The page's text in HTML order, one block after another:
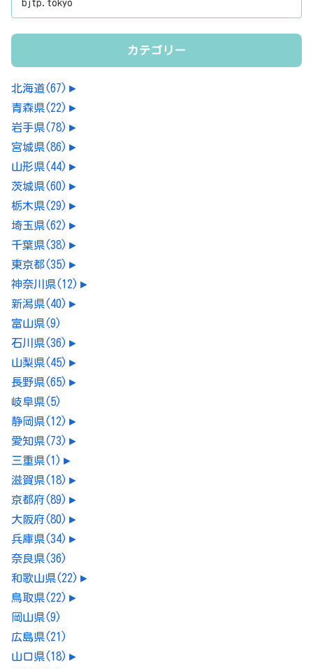
bjtp.tokyo
カテゴリー
北海道(67) ►
青森県(22) ►
岩手県(78) ►
宮城県(86) ►
山形県(44) ►
茨城県(60) ►
栃木県(29) ►
埼玉県(62) ►
千葉県(38) ►
東京都(35) ►
神奈川県(12) ►
新潟県(40) ►
富山県(9)
石川県(36) ►
山梨県(45) ►
長野県(65) ►
岐阜県(5)
静岡県(12) ►
愛知県(73) ►
三重県(1) ►
滋賀県(18) ►
京都府(89) ►
大阪府(80) ►
兵庫県(34) ►
奈良県(36)
和歌山県(22) ►
鳥取県(22) ►
岡山県(9)
広島県(21)
山口県(18) ►